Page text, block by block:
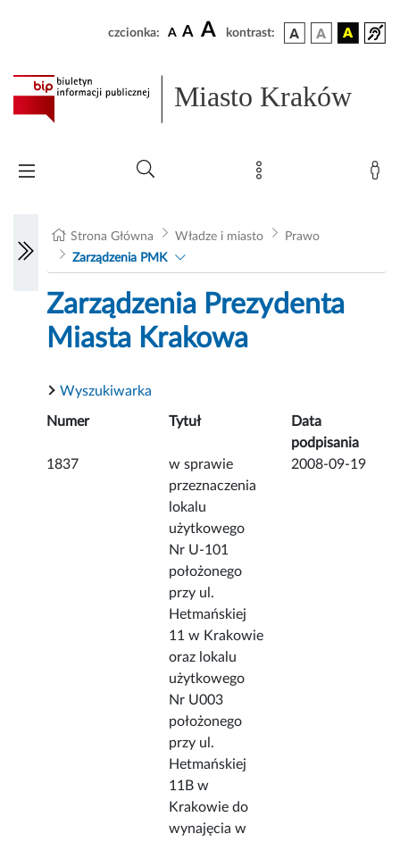
czcionka: A A A kontrast:
Miasto Kraków
Strona Główna Władze i miasto
Prawo
Zarządzenia PMK
Zarządzenia Prezydenta
Miasta Krakowa
Wyszukiwarka
Numer Tytuł
Data
podpisania
1837
w sprawie
przeznaczenia
lokalu
użytkowego
Nr U-101
położonego
przy ul.
Hetmańskiej
11 w Krakowie
oraz lokalu
użytkowego
Nr U003
położonego
przy ul.
Hetmańskiej
11B w
Krakowie do
wynajęcia w
2008-09-19